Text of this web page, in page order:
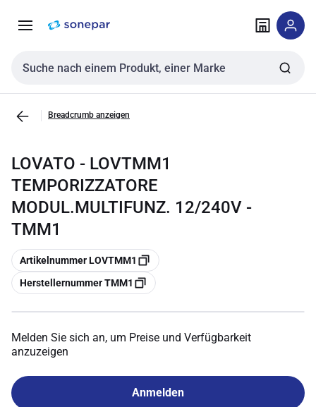
NavigationInhalt
Sucheingabe
Breadcrumb anzeigen
LOVATO - LOVTMM1
TEMPORIZZATORE
MODUL.MULTIFUNZ. 12/240V -
TMM1
Kopieren
Artikelnummer LOVTMM1
Kopieren
Herstellernummer TMM1
Melden Sie sich an, um Preise und Verfügbarkeit
anzuzeigen
Anmelden